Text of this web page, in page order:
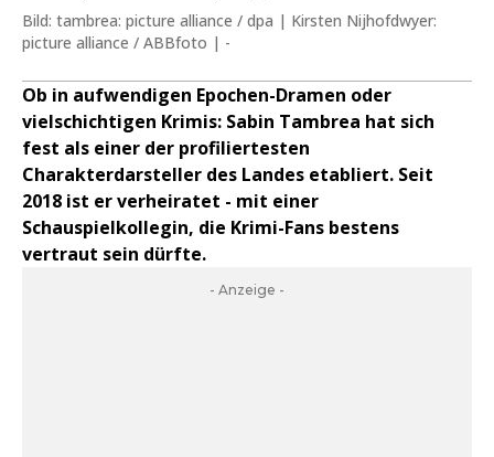
Bild: tambrea: picture alliance / dpa | Kirsten Nijhofdwyer:
picture alliance / ABBfoto | -
Ob in aufwendigen Epochen-Dramen oder
vielschichtigen Krimis: Sabin Tambrea hat sich
fest als einer der profiliertesten
Charakterdarsteller des Landes etabliert. Seit
2018 ist er verheiratet - mit einer
Schauspielkollegin, die Krimi-Fans bestens
vertraut sein dürfte.
- Anzeige -